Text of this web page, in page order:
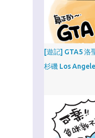
[遊記] GTA5 洛
杉磯 Los